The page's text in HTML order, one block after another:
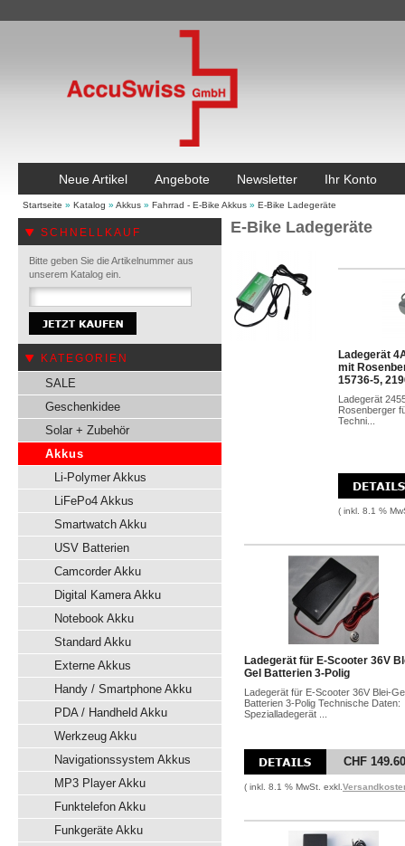
Neue Artikel Angebote Newsletter Ihr Konto
Startseite » Katalog » Akkus » Fahrrad - E-Bike Akkus » E-Bike Ladegeräte
SCHNELLKAUF
Bitte geben Sie die Artikelnummer aus
unserem Katalog ein.
KATEGORIEN
SALE
Geschenkidee
Solar + Zubehör
Akkus
Li-Polymer Akkus
LiFePo4 Akkus
Smartwatch Akku
USV Batterien
Camcorder Akku
Digital Kamera Akku
Notebook Akku
Standard Akku
Externe Akkus
Handy / Smartphone Akku
PDA / Handheld Akku
Werkzeug Akku
Navigationssystem Akkus
MP3 Player Akku
Funktelefon Akku
Funkgeräte Akku
E-Bike Ladegeräte
Ladegerät
mit
15736-5,
Ladegerät
Rosenberger
Techni...
( inkl. 8.1 %
Ladegerät für E-Scooter 36V
Gel Batterien 3-Polig
Ladegerät für E-Scooter 36V Blei-
Batterien 3-Polig Technische Daten:
Spezialladegerät ...
CHF 149.60
( inkl. 8.1 % MwSt. exkl.